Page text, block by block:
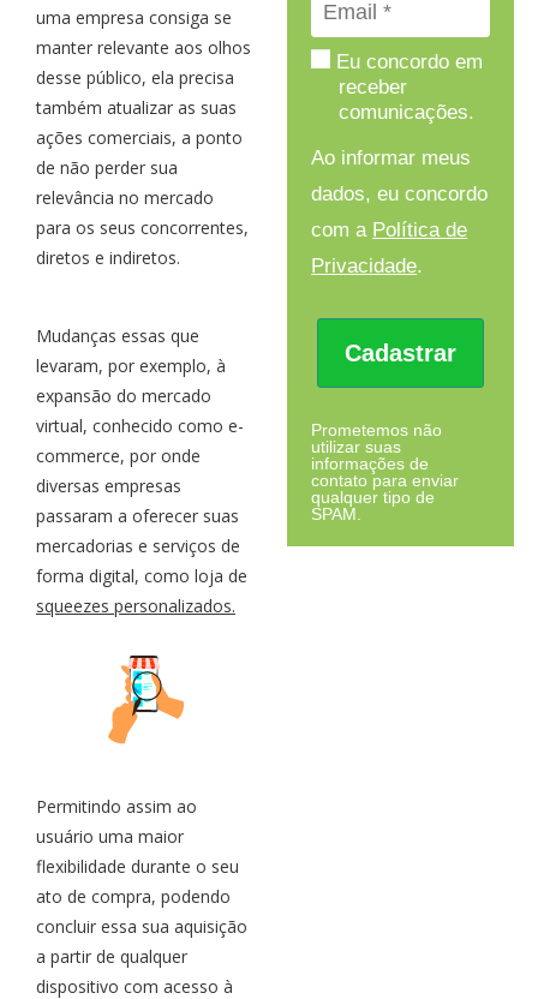
uma empresa consiga se
manter relevante aos olhos
desse público, ela precisa
também atualizar as suas
ações comerciais, a ponto
de não perder sua
relevância no mercado
para os seus concorrentes,
diretos e indiretos.
Mudanças essas que
levaram, por exemplo, à
expansão do mercado
virtual, conhecido como e-
commerce, por onde
diversas empresas
passaram a oferecer suas
mercadorias e serviços de
forma digital, como loja de
squeezes personalizados.
Permitindo assim ao
usuário uma maior
flexibilidade durante o seu
ato de compra, podendo
concluir essa sua aquisição
a partir de qualquer
dispositivo com acesso à
Eu concordo em
receber
comunicações.
Ao informar meus
dados, eu concordo
com a Política de
Privacidade.
Cadastrar
Prometemos não
utilizar suas
informações de
contato para enviar
qualquer tipo de
SPAM.